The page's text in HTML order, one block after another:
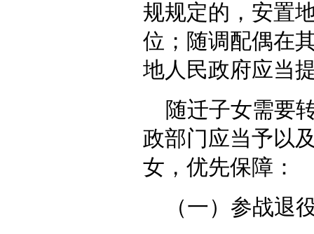
规规定的，安置
位；随调配偶在
地人民政府应当
随迁子女需要
政部门应当予以
女，优先保障：
（一）参战退